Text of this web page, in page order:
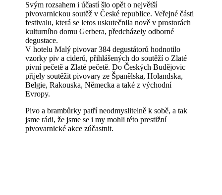
Svým rozsahem i účastí šlo opět o největší
pivovarnickou soutěž v České republice. Veřejné části
festivalu, která se letos uskutečnila nově v prostorách
kulturního domu Gerbera, předcházely odborné
degustace.
V hotelu Malý pivovar 384 degustátorů hodnotilo
vzorky piv a ciderů, přihlášených do soutěží o Zlaté
pivní pečetě a Zlaté pečetě. Do Českých Budějovic
přijely soutěžit pivovary ze Španělska, Holandska,
Belgie, Rakouska, Německa a také z východní
Evropy.
Pivo a brambůrky patří neodmyslitelně k sobě, a tak
jsme rádi, že jsme se i my mohli této prestižní
pivovarnické akce zúčastnit.